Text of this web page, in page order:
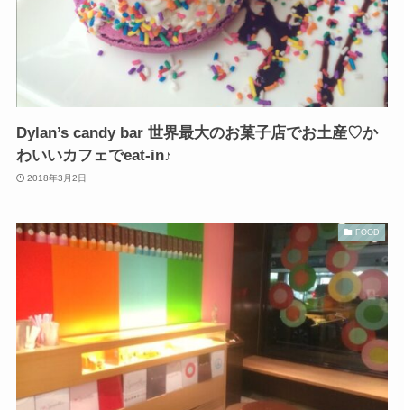
Dylan’s candy bar 世界最大のお菓子店でお土産♡か
わいいカフェでeat-in♪
2018年3月2日
FOOD